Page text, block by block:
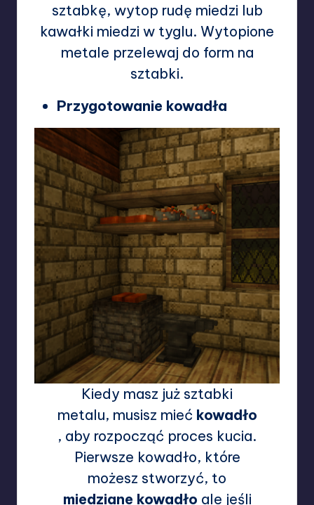
sztabkę, wytop rudę miedzi lub
kawałki miedzi w tyglu. Wytopione
metale przelewaj do form na
sztabki.
Przygotowanie kowadła
Kiedy masz już sztabki
metalu, musisz mieć kowadło
, aby rozpocząć proces kucia.
Pierwsze kowadło, które
możesz stworzyć, to
miedziane kowadło ale jeśli